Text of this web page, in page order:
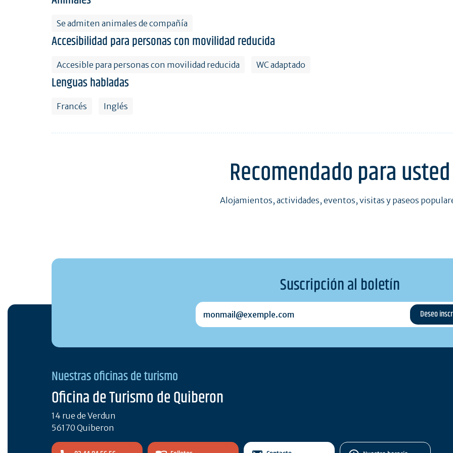
Se admiten animales de compañía
Accesibilidad para personas con movilidad reducida
Accesible para personas con movilidad reducida WC adaptado
Lenguas habladas
Francés Inglés
Recomendado para usted
Alojamientos, actividades, eventos, visitas y paseos
Suscripción al boletín
monmail@exemple.com
Nuestras oficinas de turismo
Oficina de Turismo de Quiberon
14 rue de Verdun
56170 Quiberon